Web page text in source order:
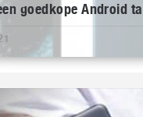
goedkope Android